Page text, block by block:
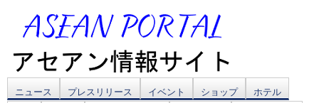
コ
ニュース プレスリリース イベント ショップ
ホテル